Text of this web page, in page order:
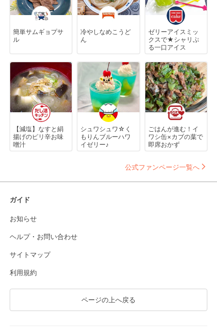
簡単サムギョプサ
ル
冷やしなめこうど
ん
ゼリーアイスミッ
クスで★シャリぷ
る一口アイス
【減塩】なすと絹
揚げのピリ辛お味
噌汁
シュワシュワ☆く
もりんブルーハワ
イゼリー♪
ごはんが進む！イ
ワシ缶×カブの葉で
即席おかず
公式ファンページ一覧へ
ガイド
お知らせ
ヘルプ・お問い合わせ
サイトマップ
利用規約
ページの上へ戻る